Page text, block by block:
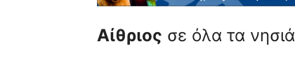
Αίθριος σε όλα τα νησιά